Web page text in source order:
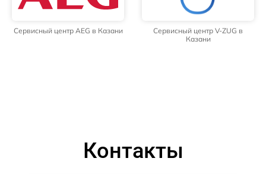
Сервисный центр AEG в Казани
Сервисный центр V-ZUG в
Казани
Контакты